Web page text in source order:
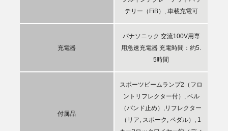
テリー（FiB）, 車載充電可
充電器
パナソニック 交流100V用専
用急速充電器 充電時間：約5.
5時間
付属品
スポーツビームランプ2（フロ
ントリフレクター付）, ベル
（バンド止め）,リフレクター
（リア, スポーク, ペダル）, 1